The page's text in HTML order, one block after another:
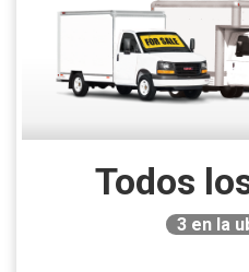
Todos
3en la